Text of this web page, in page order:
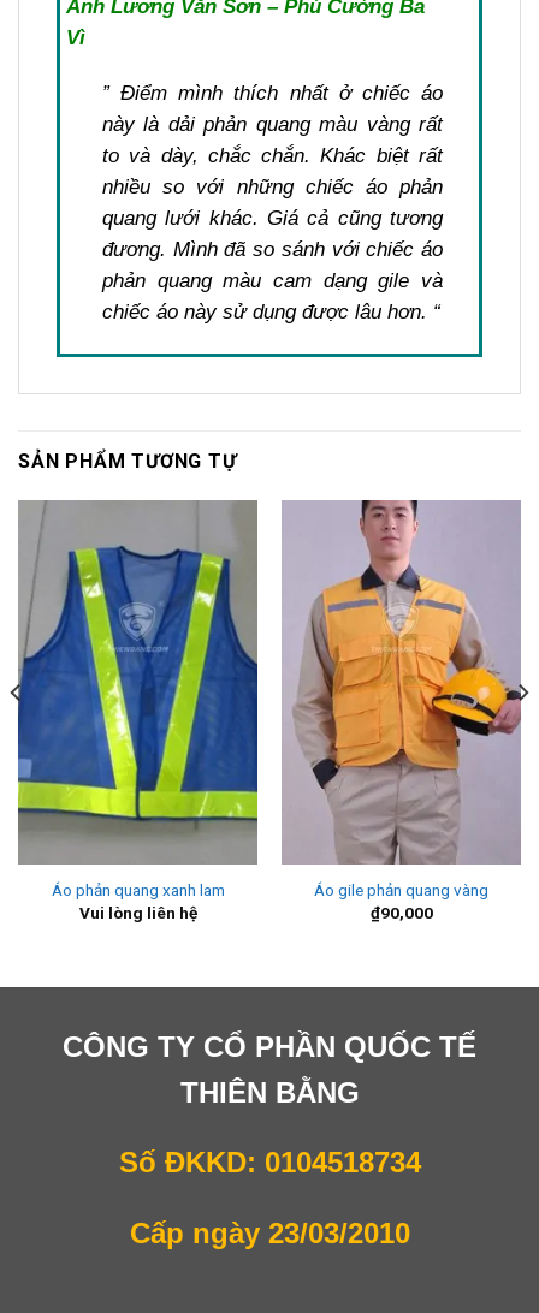
Anh Lương Văn Sơn – Phú Cường Ba
Vì
” Điểm mình thích nhất ở chiếc áo
này là dải phản quang màu vàng rất
to và dày, chắc chắn. Khác biệt rất
nhiều so với những chiếc áo phản
quang lưới khác. Giá cả cũng tương
đương. Mình đã so sánh với chiếc áo
phản quang màu cam dạng gile và
chiếc áo này sử dụng được lâu hơn. “
SẢN PHẨM TƯƠNG TỰ
Áo phản quang xanh lam
Vui lòng liên hệ
Áo gile phản quang vàng
₫90,000
CÔNG TY CỔ PHẦN QUỐC TẾ
THIÊN BẰNG
Số ĐKKD: 0104518734
Cấp ngày 23/03/2010